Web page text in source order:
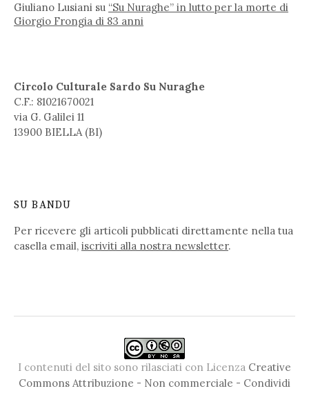
Giuliano Lusiani su “Su Nuraghe” in lutto per la morte di
Giorgio Frongia di 83 anni
Circolo Culturale Sardo Su Nuraghe
C.F.: 81021670021
via G. Galilei 11
13900 BIELLA (BI)
SU BANDU
Per ricevere gli articoli pubblicati direttamente nella tua
casella email, iscriviti alla nostra newsletter.
I contenuti del sito sono rilasciati con Licenza Creative
Commons Attribuzione - Non commerciale - Condividi